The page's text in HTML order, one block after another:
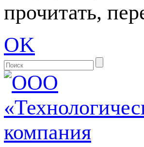
прочитать,
OK